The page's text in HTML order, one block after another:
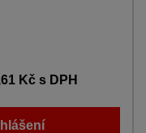
Kčs DPH